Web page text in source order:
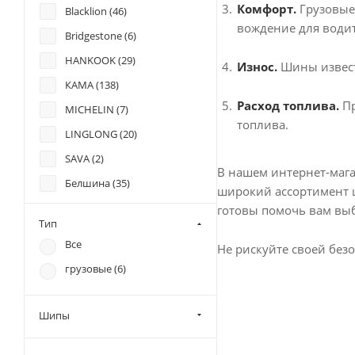
Комфорт.
вождение для
Износ. Шины
Расход топлива.
топлива.
В нашем интернет-
широкий ассортимент
готовы помочь вам
Не рискуйте своей
500 ( 0)
525 (
530 (0)
6.5 ( 0 )
7 (0)
7.5 (0)
8 (0 )
8.25 (
635 (0
Blacklion (46)
Bridgestone (6)
HANKOOK (29)
КАМА (138)
MICHELIN (7)
LINGLONG (20)
SAVA (2)
Белшина (35)
Тип
Все
грузовые (6)
Шипы